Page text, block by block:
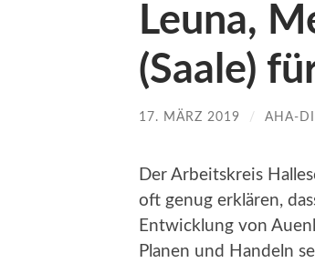
Leuna,
(Saale)
17. MÄRZ 2019 / AHA-
Der Arbeitskreis
oft genug erklären,
Entwicklung von
Planen und Handeln